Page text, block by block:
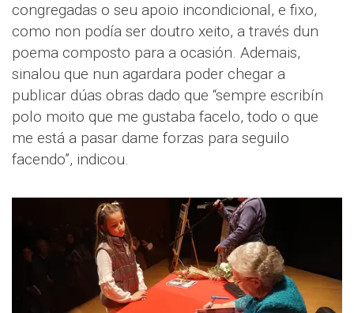
congregadas o seu apoio incondicional, e fixo,
como non podía ser doutro xeito, a través dun
poema composto para a ocasión. Ademais,
sinalou que nun agardara poder chegar a
publicar dúas obras dado que “sempre escribín
polo moito que me gustaba facelo, todo o que
me está a pasar dame forzas para seguilo
facendo”, indicou.